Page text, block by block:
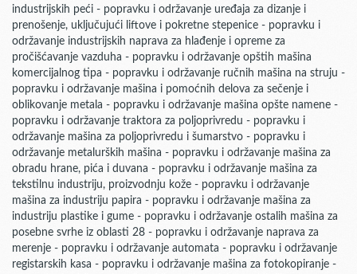
industrijskih peći - popravku i održavanje uređaja za dizanje i
prenošenje, uključujući liftove i pokretne stepenice - popravku i
održavanje industrijskih naprava za hlađenje i opreme za
pročišćavanje vazduha - popravku i održavanje opštih mašina
komercijalnog tipa - popravku i održavanje ručnih mašina na struju -
popravku i održavanje mašina i pomoćnih delova za sečenje i
oblikovanje metala - popravku i održavanje mašina opšte namene -
popravku i održavanje traktora za poljoprivredu - popravku i
održavanje mašina za poljoprivredu i šumarstvo - popravku i
održavanje metalurških mašina - popravku i održavanje mašina za
obradu hrane, pića i duvana - popravku i održavanje mašina za
tekstilnu industriju, proizvodnju kože - popravku i održavanje
mašina za industriju papira - popravku i održavanje mašina za
industriju plastike i gume - popravku i održavanje ostalih mašina za
posebne svrhe iz oblasti 28 - popravku i održavanje naprava za
merenje - popravku i održavanje automata - popravku i održavanje
registarskih kasa - popravku i održavanje mašina za fotokopiranje -